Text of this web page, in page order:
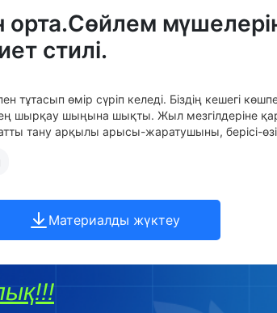
стилі.
тұтасып өмір сүріп келеді. Біздің кешегі
ең шырқау шыңына шықты. Жыл мезгілдеріне
тану арқылы арысы-жаратушыны, берісі-
Материалды жүктеу